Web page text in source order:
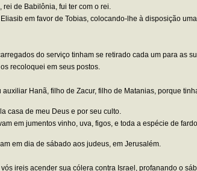
de Babilônia, fui ter com o rei.
em favor de Tobias, colocando-lhe à disposição
do serviço tinham se retirado cada um para as
recoloquei em seus postos.
Hanã, filho de Zacur, filho de Matanias, porque
casa de meu Deus e por seu culto.
em jumentos vinho, uva, figos, e toda a espécie de
em dia de sábado aos judeus, em Jerusalém.
ireis acender sua cólera contra Israel, profanando o